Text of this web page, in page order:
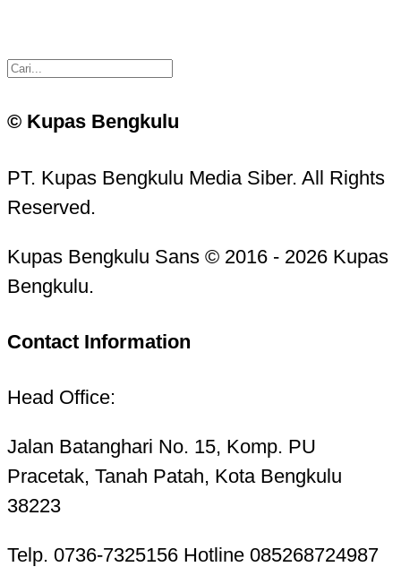
© Kupas Bengkulu
PT. Kupas Bengkulu Media Siber. All Rights
Reserved.
Kupas Bengkulu Sans © 2016 - 2026 Kupas
Bengkulu.
Contact Information
Head Office:
Jalan Batanghari No. 15, Komp. PU
Pracetak, Tanah Patah, Kota Bengkulu
38223
Telp. 0736-7325156 Hotline 085268724987